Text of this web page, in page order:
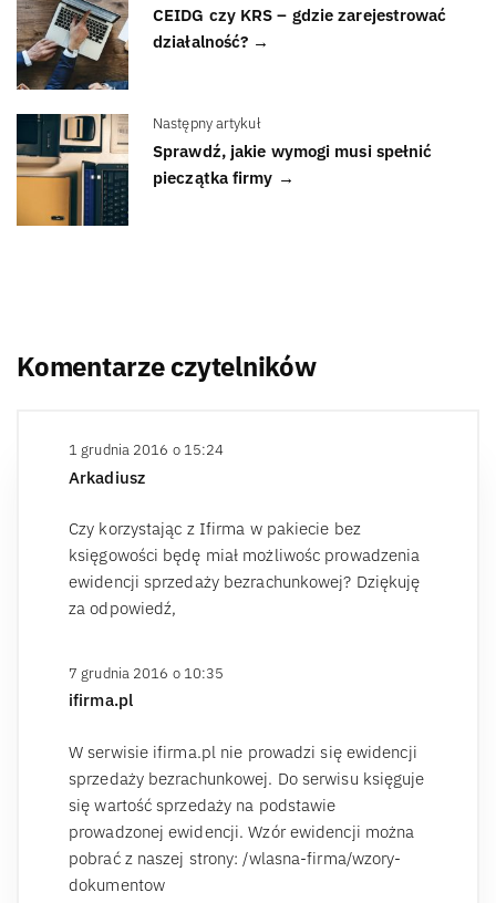
CEIDG czy KRS – gdzie zarejestrować
działalność? →
Następny artykuł
Sprawdź, jakie wymogi musi spełnić
pieczątka firmy →
Komentarze czytelników
1 grudnia 2016 o 15:24
Arkadiusz
Czy korzystając z Ifirma w pakiecie bez
księgowości będę miał możliwośc prowadzenia
ewidencji sprzedaży bezrachunkowej? Dziękuję
za odpowiedź,
7 grudnia 2016 o 10:35
ifirma.pl
W serwisie ifirma.pl nie prowadzi się ewidencji
sprzedaży bezrachunkowej. Do serwisu księguje
się wartość sprzedaży na podstawie
prowadzonej ewidencji. Wzór ewidencji można
pobrać z naszej strony: /wlasna-firma/wzory-
dokumentow